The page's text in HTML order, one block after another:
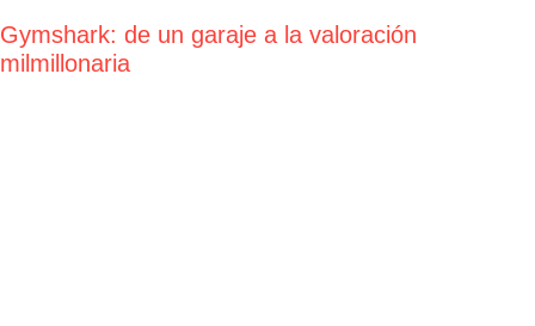
Gymshark: de un garaje a la valoración
milmillonaria